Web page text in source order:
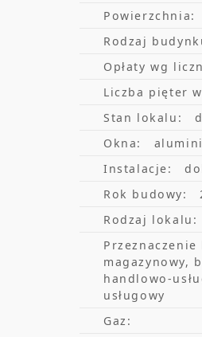
Powierzchnia:
Rodzaj
Opłaty wg
Liczba pięter
Stan lokalu:
Okna:
Instalacje:
Rok budowy:
Rodzaj lokalu:
magazynowy,
handlowo-
usługowy
Gaz: